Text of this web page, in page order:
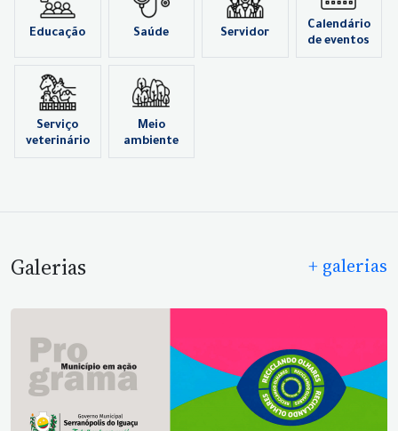
Educação Saúde Servidor
Calendário
de eventos
Serviço
veterinário
Meio
ambiente
Galerias + galerias